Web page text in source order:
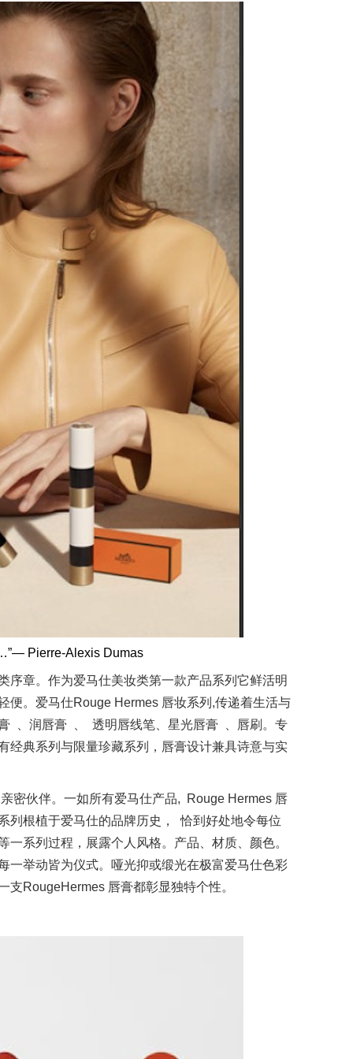
Pierre-Alexis Dumas
序章。作为爱马仕美妆类第一款产品系列它鲜活明
便。爱马仕Rouge Hermes 唇妆系列,传递着生活与
、润唇膏 、 透明唇线笔、星光唇膏 、唇刷。专
经典系列与限量珍藏系列，唇膏设计兼具诗意与实
密伙伴。一如所有爱马仕产品, Rouge Hermes 唇
列根植于爱马仕的品牌历史， 恰到好处地令每位
系列过程，展露个人风格。产品、材质、颜色。
一举动皆为仪式。哑光抑或缎光在极富爱马仕色彩
RougeHermes 唇膏都彰显独特个性。